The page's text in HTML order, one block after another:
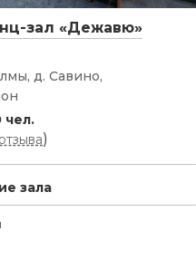
зал «Дежавю»
д. Савино,
чел.
)
зала